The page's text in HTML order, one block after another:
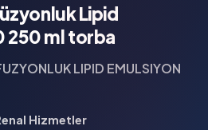
Lipid
250 ml torba
LIPID EMULSIYON
Hizmetler